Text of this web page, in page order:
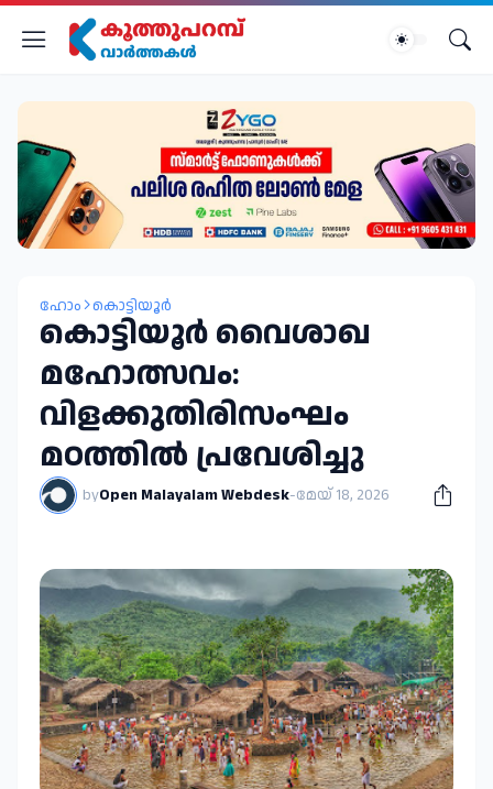
ഹോം കൊട്ടിയൂർ
കൊട്ടിയൂർ വൈശാഖ
മഹോത്സവം:
വിളക്കുതിരിസംഘം
മഠത്തിൽ പ്രവേശിച്ചു
byOpen Malayalam Webdesk-മേയ് 18, 2026